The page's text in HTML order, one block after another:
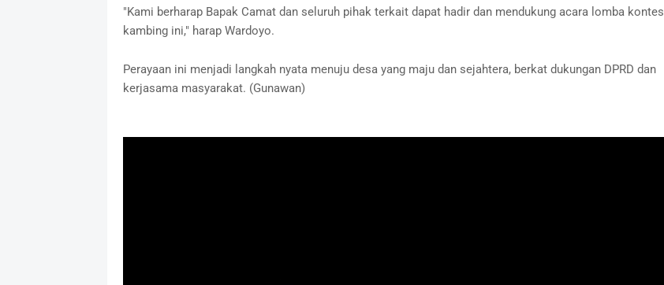
"Kami berharap Bapak Camat dan seluruh pihak terkait dapat hadir dan mendukung acara lomba kontes
kambing ini," harap Wardoyo.
Perayaan ini menjadi langkah nyata menuju desa yang maju dan sejahtera, berkat dukungan DPRD dan
kerjasama masyarakat. (Gunawan)